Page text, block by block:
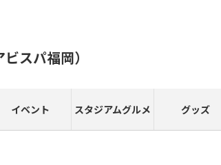
ビスパ福岡）
イベント スタジアムグルメ グッズ